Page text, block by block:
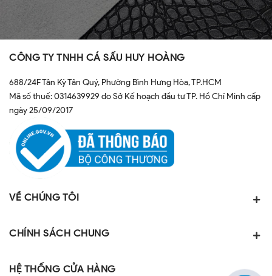
CÔNG TY TNHH CÁ SẤU HUY HOÀNG
688/24F Tân Kỳ Tân Quý, Phường Bình Hưng Hòa, TP.HCM
Mã số thuế: 0314639929 do Sở Kế hoạch đầu tư TP. Hồ Chí Minh cấp
ngày 25/09/2017
VỀ CHÚNG TÔI
CHÍNH SÁCH CHUNG
HỆ THỐNG CỬA HÀNG